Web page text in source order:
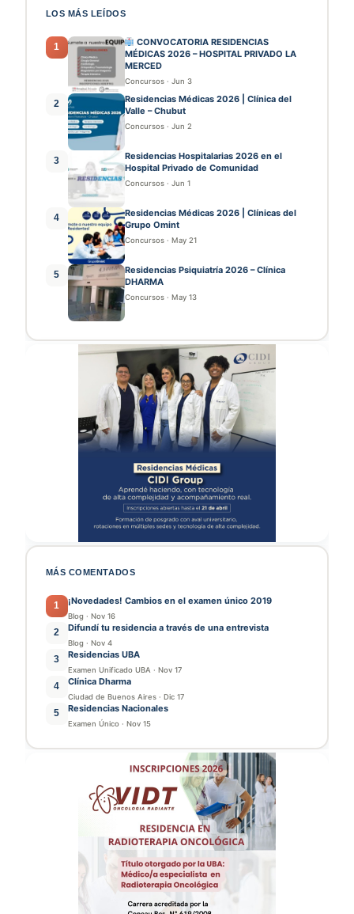
LOS MÁS LEÍDOS
1
CONVOCATORIA RESIDENCIAS
MÉDICAS 2026 – HOSPITAL PRIVADO LA
MERCED
Concursos · Jun 3
2
Residencias Médicas 2026 | Clínica del
Valle – Chubut
Concursos · Jun 2
3
Residencias Hospitalarias 2026 en el
Hospital Privado de Comunidad
Concursos · Jun 1
4
Residencias Médicas 2026 | Clínicas del
Grupo Omint
Concursos · May 21
5
Residencias Psiquiatría 2026 – Clínica
DHARMA
Concursos · May 13
MÁS COMENTADOS
1 ¡Novedades! Cambios en el examen único 2019
Blog · Nov 16
2 Difundí tu residencia a través de una entrevista
Blog · Nov 4
3 Residencias UBA
Examen Unificado UBA · Nov 17
4 Clínica Dharma
Ciudad de Buenos Aires · Dic 17
5 Residencias Nacionales
Examen Único · Nov 15